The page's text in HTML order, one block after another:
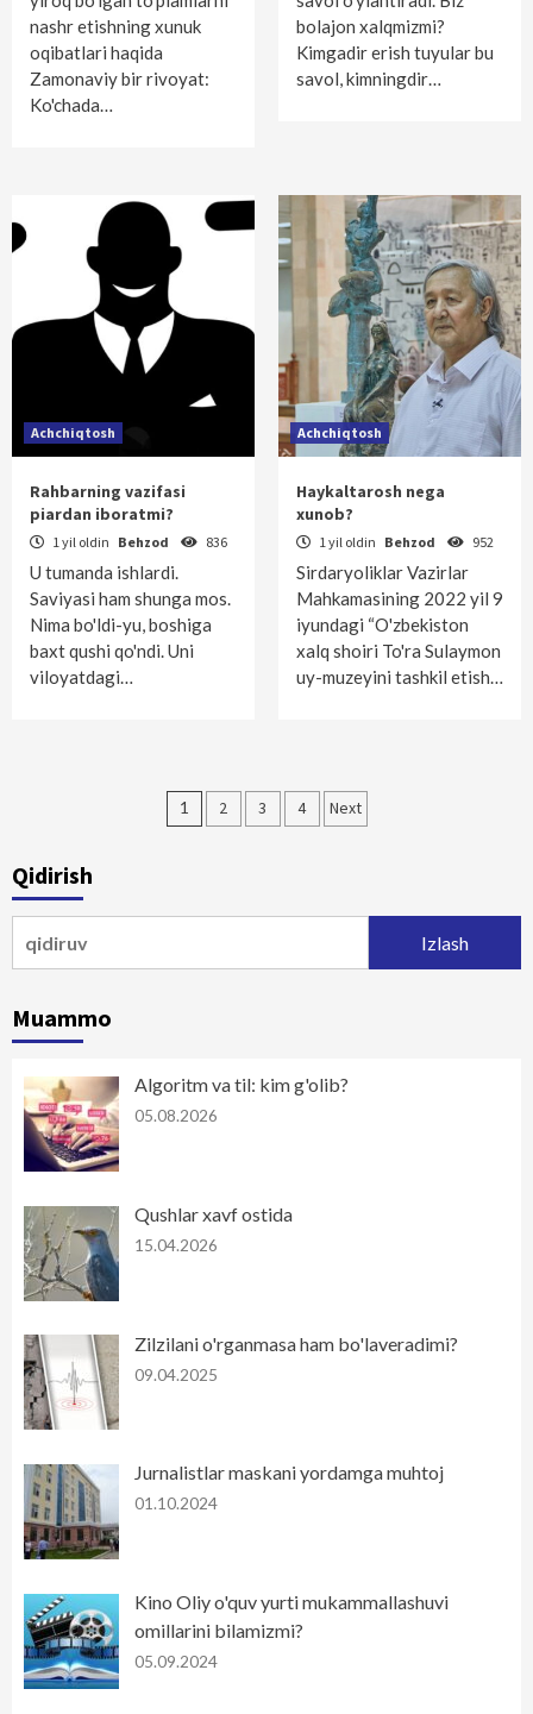
nashr etishning xunuk
oqibatlari haqida
Zamonaviy bir rivoyat:
Ko'chada…
bolajon xalqmizmi?
Kimgadir erish tuyular bu
savol, kimningdir…
Achchiqtosh
Rahbarning vazifasi
piardan iboratmi?
1 yil oldin Behzod 836
U tumanda ishlardi.
Saviyasi ham shunga mos.
Nima bo'ldi-yu, boshiga
baxt qushi qo'ndi. Uni
viloyatdagi…
Achchiqtosh
Haykaltarosh nega
xunob?
1 yil oldin Behzod 952
Sirdaryoliklar Vazirlar
Mahkamasining 2022 yil 9
iyundagi “O'zbekiston
xalq shoiri To'ra Sulaymon
uy-muzeyini tashkil etish…
Maqolalar
1 2 3 4 Next
Qidirish
Muammo
Algoritm va til: kim g'olib?
05.08.2026
Qushlar xavf ostida
15.04.2026
Zilzilani o'rganmasa ham bo'laveradimi?
09.04.2025
Jurnalistlar maskani yordamga muhtoj
01.10.2024
Kino Oliy o'quv yurti mukammallashuvi
omillarini bilamizmi?
05.09.2024